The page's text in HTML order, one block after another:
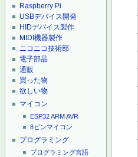
Raspberry Pi
USBデバイス開発
HIDデバイス製作
MIDI機器製作
ニコニコ技術部
電子部品
通販
買った物
欲しい物
マイコン
ESP32ARMAVR
8ピンマイコン
プログラミング
プログラミング言語